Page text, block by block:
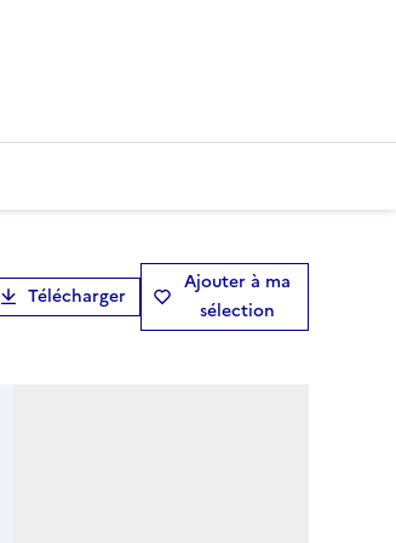
Télécharger
Ajouter à ma
sélection